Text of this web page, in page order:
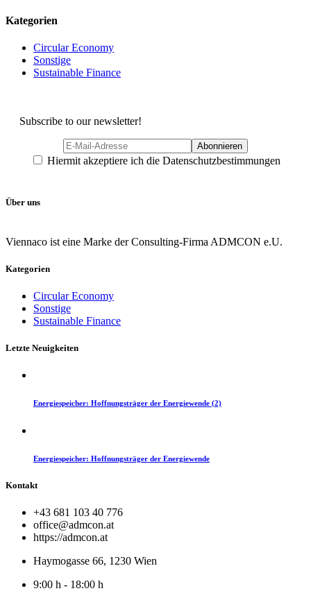
Kategorien
Circular Economy
Sonstige
Sustainable Finance
Subscribe to our newsletter!
Hiermit akzeptiere ich die Datenschutzbestimmungen
Über uns
Viennaco ist eine Marke der Consulting-Firma ADMCON e.U.
Kategorien
Circular Economy
Sonstige
Sustainable Finance
Letzte Neuigkeiten
Energiespeicher: Hoffnungsträger der Energiewende (2)
Energiespeicher: Hoffnungsträger der Energiewende
Kontakt
+43 681 103 40 776
office@admcon.at
https://admcon.at
Haymogasse 66, 1230 Wien
9:00 h - 18:00 h